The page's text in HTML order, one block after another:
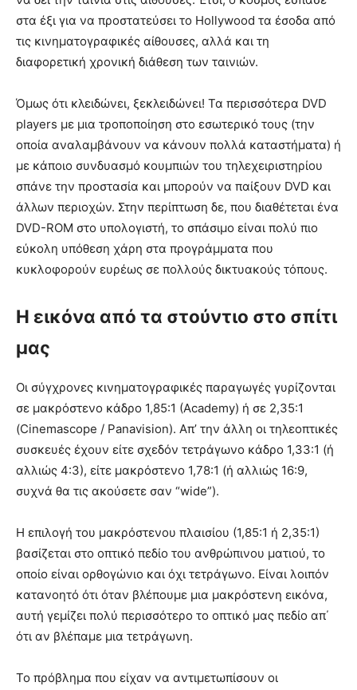
στα έξι για να προστατεύσει το Hollywood τα έσοδα από
τις κινηματογραφικές αίθουσες, αλλά και τη
διαφορετική χρονική διάθεση των ταινιών.
Όμως ότι κλειδώνει, ξεκλειδώνει! Τα περισσότερα DVD
players με μια τροποποίηση στο εσωτερικό τους (την
οποία αναλαμβάνουν να κάνουν πολλά καταστήματα) ή
με κάποιο συνδυασμό κουμπιών του τηλεχειριστηρίου
σπάνε την προστασία και μπορούν να παίξουν DVD και
άλλων περιοχών. Στην περίπτωση δε, που διαθέτεται ένα
DVD-ROM στο υπολογιστή, το σπάσιμο είναι πολύ πιο
εύκολη υπόθεση χάρη στα προγράμματα που
κυκλοφορούν ευρέως σε πολλούς δικτυακούς τόπους.
Η εικόνα από τα στούντιο στο σπίτι
μας
Οι σύγχρονες κινηματογραφικές παραγωγές γυρίζονται
σε μακρόστενο κάδρο 1,85:1 (Academy) ή σε 2,35:1
(Cinemascope / Panavision). Απ’ την άλλη οι τηλεοπτικές
συσκευές έχουν είτε σχεδόν τετράγωνο κάδρο 1,33:1 (ή
αλλιώς 4:3), είτε μακρόστενο 1,78:1 (ή αλλιώς 16:9,
συχνά θα τις ακούσετε σαν “wide”).
Η επιλογή του μακρόστενου πλαισίου (1,85:1 ή 2,35:1)
βασίζεται στο οπτικό πεδίο του ανθρώπινου ματιού, το
οποίο είναι ορθογώνιο και όχι τετράγωνο. Είναι λοιπόν
κατανοητό ότι όταν βλέπουμε μια μακρόστενη εικόνα,
αυτή γεμίζει πολύ περισσότερο το οπτικό μας πεδίο απ΄
ότι αν βλέπαμε μια τετράγωνη.
Το πρόβλημα που είχαν να αντιμετωπίσουν οι